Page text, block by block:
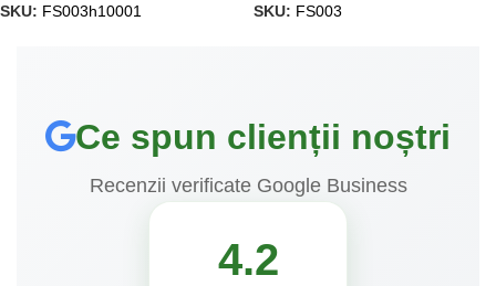
SKU: FS003h10001 SKU: FS003
Ce spun clienții noștri
Recenzii verificate Google Business
4.2